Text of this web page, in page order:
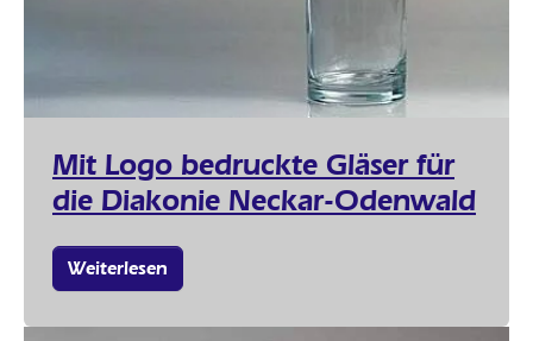
Mit Logo bedruckte Gläser für
die Diakonie Neckar-Odenwald
Weiterlesen